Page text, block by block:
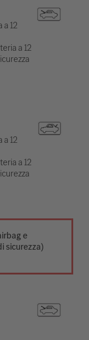
12
a 12
12
a 12
e
sicurezza)